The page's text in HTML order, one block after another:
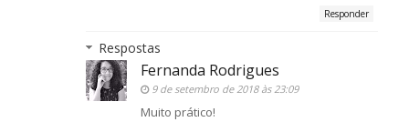
Responder
Respostas
Fernanda Rodrigues
9 de setembro de 2018 às 23:09
Muito prático!